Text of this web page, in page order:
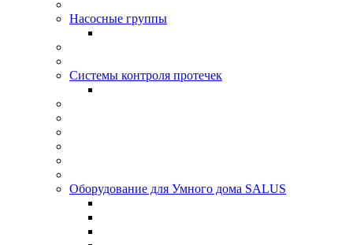
Насосные группы
Системы контроля протeчек
Оборудование для Умного дома SALUS